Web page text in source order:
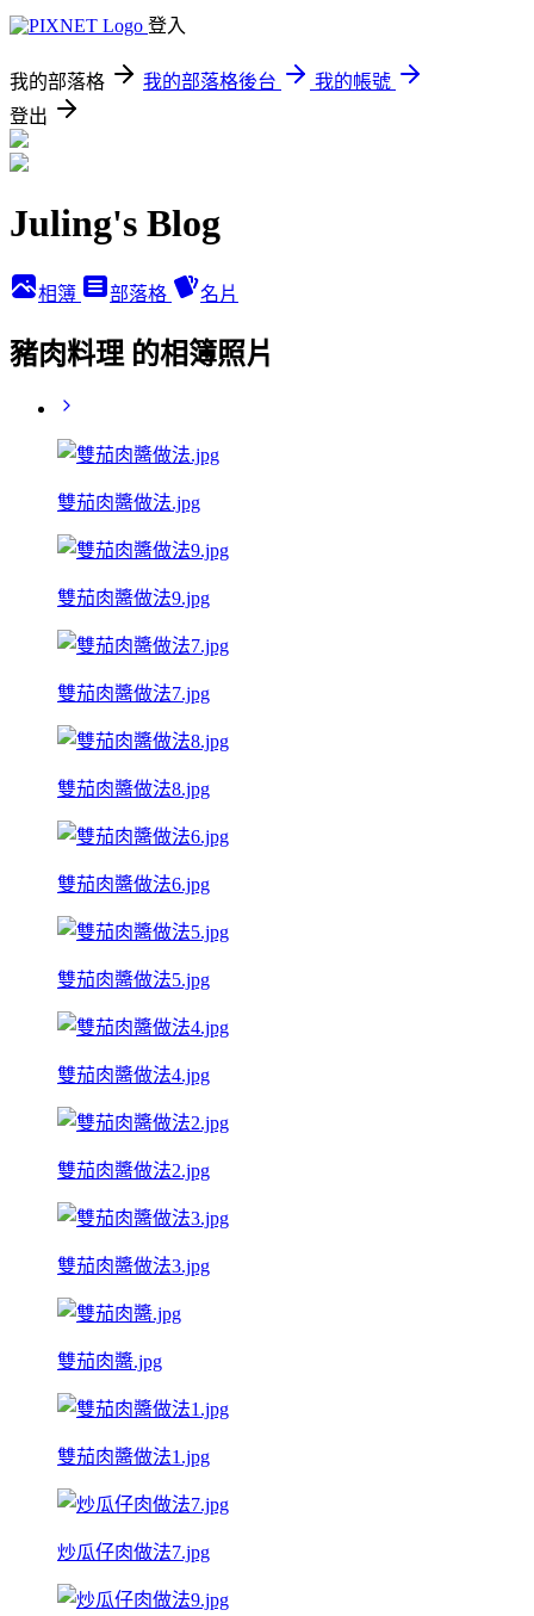
登入
我的部落格 我的部落格後台
我的帳號
登出
Juling's Blog
相簿 部落格 名片
豬肉料理 的相簿照片
雙茄肉醬做法.jpg
雙茄肉醬做法9.jpg
雙茄肉醬做法7.jpg
雙茄肉醬做法8.jpg
雙茄肉醬做法6.jpg
雙茄肉醬做法5.jpg
雙茄肉醬做法4.jpg
雙茄肉醬做法2.jpg
雙茄肉醬做法3.jpg
雙茄肉醬.jpg
雙茄肉醬做法1.jpg
炒瓜仔肉做法7.jpg